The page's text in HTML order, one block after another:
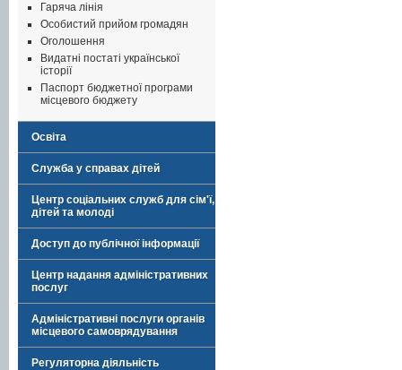
Гаряча лінія
Особистий прийом громадян
Оголошення
Видатні постаті української
історії
Паспорт бюджетної програми
місцевого бюджету
Освіта
Служба у справах дітей
Центр соціальних служб для сім'ї,
дітей та молоді
Доступ до публічної інформації
Центр надання адміністративних
послуг
Адміністративні послуги органів
місцевого самоврядування
Регуляторна діяльність